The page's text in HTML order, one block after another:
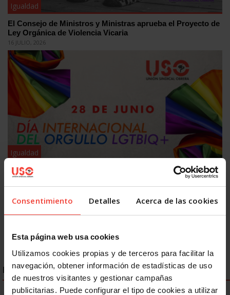
Consentimiento Detalles Acerca de las cookies
Esta página web usa cookies
Utilizamos cookies propias y de terceros para facilitar la
navegación, obtener información de estadísticas de uso
de nuestros visitantes y gestionar campañas
publicitarias. Puede configurar el tipo de cookies a utilizar
Igualdad
El Consejo de Ministros y Ministras aprueba el Proyecto de
Ley Orgánica de Violencia Vicaria
16 JULIO, 2026
Igualdad
Discriminación LGTBIQ+: el 77,8% del colectivo oculta su
identidad en el trabajo
26 JUNIO, 2026
ENLACES DESTACADOS